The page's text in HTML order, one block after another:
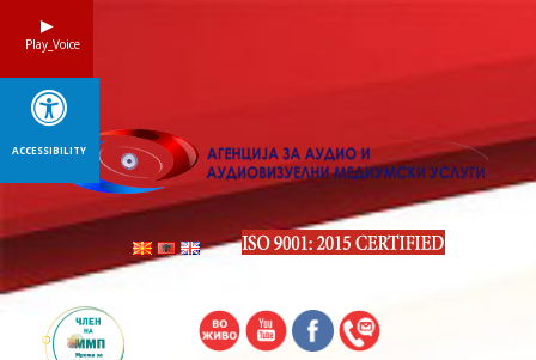
Play_Voice
ACCESSIBILITY